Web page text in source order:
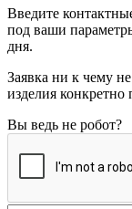
Введите
под ваши
дня.
Заявка ни к чему
изделия
Вы ведь не робот?